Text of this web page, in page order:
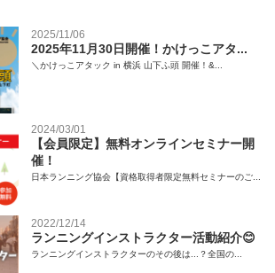
2025/11/06
2025年11月30日開催！かけっこアタ...
＼かけっこアタック in 横浜 山下ふ頭 開催！&...
2024/03/01
【会員限定】無料オンラインセミナー開
催！
日本ランニング協会【資格取得者限定無料セミナーのご...
2022/12/14
ランニングインストラクター活動紹介😊
ランニングインストラクターのその後は...？全国の...